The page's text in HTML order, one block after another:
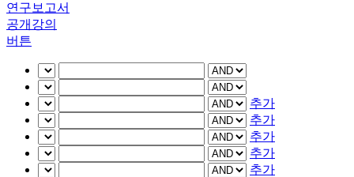
연구보고서
공개강의
버튼
추가
추가
추가
추가
추가